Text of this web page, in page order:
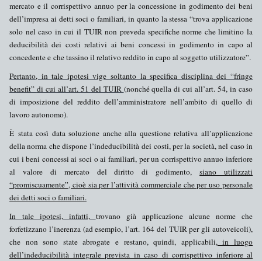
mercato e il corrispettivo annuo per la concessione in godimento dei beni
dell’impresa ai detti soci o familiari, in quanto la stessa “trova applicazione
solo nel caso in cui il TUIR non preveda specifiche norme che limitino la
deducibilità dei costi relativi ai beni concessi in godimento in capo al
concedente e che tassino il relativo reddito in capo al soggetto utilizzatore”.
Pertanto, in tale ipotesi vige soltanto la specifica disciplina dei “fringe
benefit” di cui all’art. 51 del TUIR (nonché quella di cui all’art.54, in caso
di imposizione del reddito dell’amministratore nell’ambito di quello di
lavoro autonomo).
È stata così data soluzione anche alla questione relativa all’applicazione
della norma che dispone l’indeducibilità dei costi, per la società, nel caso in
cui i beni concessi ai soci o ai familiari, per un corrispettivo annuo inferiore
al valore di mercato del diritto di godimento,sianoutilizzati
“promiscuamente”, cioè sia per l’attività commerciale che per uso personale
dei detti soci o familiari.
In tale ipotesi, infatti, trovano già applicazione alcune norme che
forfetizzano l’inerenza (ad esempio, l’art. 164 del TUIR per gli autoveicoli),
che non sono state abrogate e restano, quindi, applicabili,in luogo
dell’indeducibilità integrale prevista in caso di corrispettivo inferiore al